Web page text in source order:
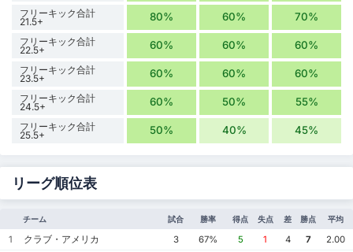
フリーキック合計
21.5+ 80% 60% 70%
フリーキック合計
22.5+ 60% 60% 60%
フリーキック合計
23.5+ 60% 60% 60%
フリーキック合計
24.5+ 60% 50% 55%
フリーキック合計
25.5+ 50% 40% 45%
リーグ順位表
チーム 試合 勝率 得点 失点 差 勝点 平均
1 クラブ・アメリカ 3 67% 5 1 4 7
2.00